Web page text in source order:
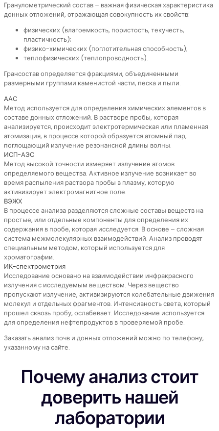
Гранулометрический состав – важная физическая характеристика
донных отложений, отражающая совокупность их свойств:
физических (влагоемкость, пористость, текучесть,
пластичность);
физико-химических (поглотительная способность);
теплофизических (теплопроводность).
Грансостав определяется фракциями, объединенными
размерными группами каменистой части, песка и пыли.
ААС
Метод используется для определения химических элементов в
составе донных отложений. В растворе пробы, которая
анализируется, происходит электротермическая или пламенная
атомизация, в процессе которой образуется атомный пар,
поглощающий излучение резонансной длины волны.
ИСП-АЭС
Метод высокой точности измеряет излучение атомов
определяемого вещества. Активное излучение возникает во
время распыления раствора пробы в плазму, которую
активизирует электромагнитное поле.
ВЭЖХ
В процессе анализа разделяются сложные составы веществ на
простые, или отдельные компоненты для определения их
содержания в пробе, которая исследуется. В основе – сложная
система межмолекулярных взаимодействий. Анализ проводят
специальным методом, который используется для
хроматографии.
ИК-спектрометрия
Исследование основано на взаимодействии инфракрасного
излучения с исследуемым веществом. Через вещество
пропускают излучение, активизируются колебательные движения
молекул и отдельных фрагментов. Интенсивность света, который
прошел сквозь пробу, ослабевает. Исследование используется
для определения нефтепродуктов в проверяемой пробе.
Заказать анализ почв и донных отложений можно по телефону,
указанному на сайте.
Почему анализ стоит
доверить нашей
лаборатории